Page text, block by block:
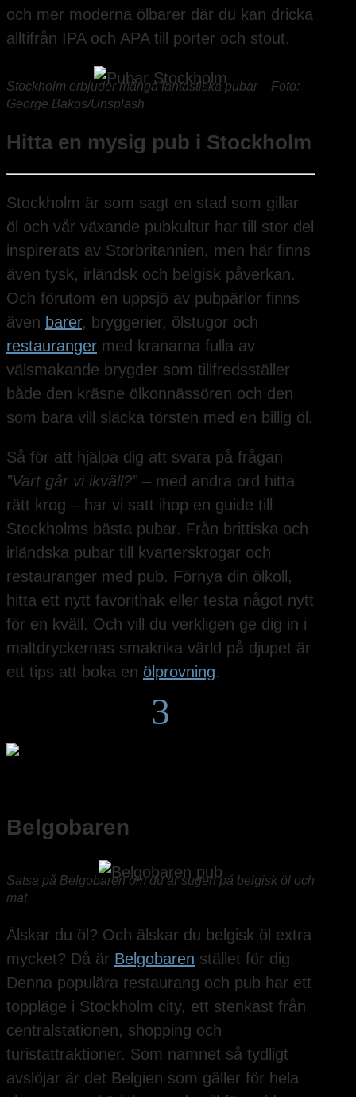
och mer moderna ölbarer där du kan dricka
alltifrån IPA och APA till porter och stout.
Stockholm erbjuder många fantastiska pubar – Foto:
George Bakos/Unsplash
Hitta en mysig pub i Stockholm
Stockholm är som sagt en stad som gillar
öl och vår växande pubkultur har till stor del
inspirerats av Storbritannien, men här finns
även tysk, irländsk och belgisk påverkan.
Och förutom en uppsjö av pubpärlor finns
även barer, bryggerier, ölstugor och
restauranger med kranarna fulla av
välsmakande brygder som tillfredsställer
både den kräsne ölkonnässören och den
som bara vill släcka törsten med en billig öl.
Så för att hjälpa dig att svara på frågan
”Vart går vi ikväll?” – med andra ord hitta
rätt krog – har vi satt ihop en guide till
Stockholms bästa pubar. Från brittiska och
irländska pubar till kvarterskrogar och
restauranger med pub. Förnya din ölkoll,
hitta ett nytt favorithak eller testa något nytt
för en kväll. Och vill du verkligen ge dig in i
maltdryckernas smakrika värld på djupet är
ett tips att boka en ölprovning.
3
Belgobaren
Satsa på Belgobaren om du är sugen på belgisk öl och
mat
Älskar du öl? Och älskar du belgisk öl extra
mycket? Då är Belgobaren stället för dig.
Denna populära restaurang och pub har ett
toppläge i Stockholm city, ett stenkast från
centralstationen, shopping och
turistattraktioner. Som namnet så tydligt
avslöjar är det Belgien som gäller för hela